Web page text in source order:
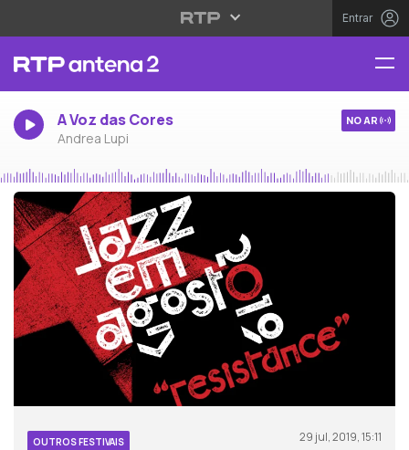
Entrar
A Voz das Cores
Andrea Lupi
NO AR
OUTROS FESTIVAIS 29 jul, 2019, 15:11